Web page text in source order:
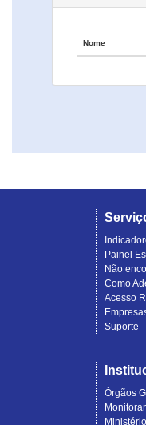
Nome
Painel
Não
Como
Acesso
Suporte
Órgãos